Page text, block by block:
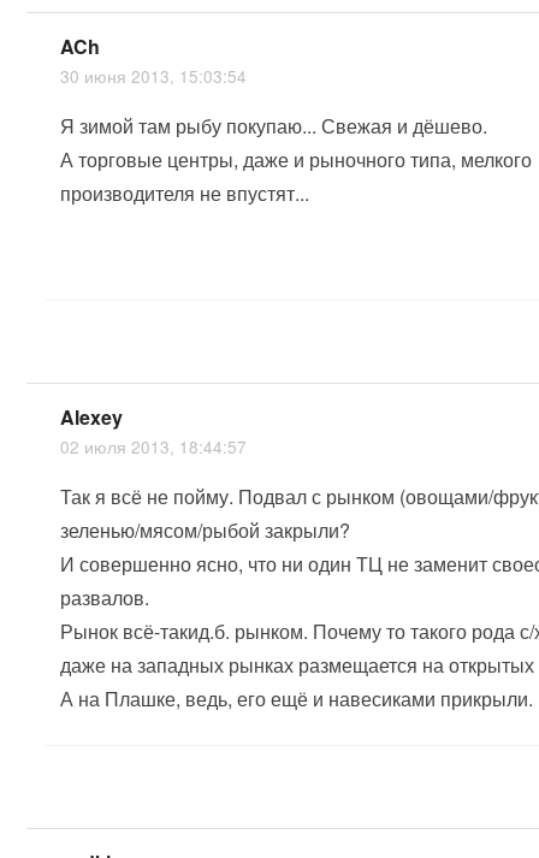
ACh
30 июня 2013, 15:03:54
Я зимой там рыбу покупаю... Свежая и дёшево.
А торговые центры, даже и рыночного типа, мелкого
производителя не впустят...
Alexey
02 июля 2013, 18:44:57
Так я всё не пойму. Подвал с рынком (овощами/
зеленью/мясом/рыбой закрыли?
И совершенно ясно, что ни один ТЦ не заменит
развалов.
Рынок всё-такид.б. рынком. Почему то такого рода
даже на западных рынках размещается на
А на Плашке, ведь, его ещё и навесиками прикрыли.